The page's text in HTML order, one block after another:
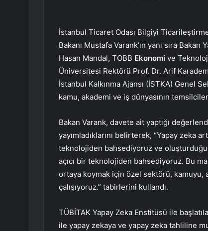
İstanbul Ticaret Odası Bilgiyi
Bakanı Mustafa Varank’ın yanı sıra
Hasan Mandal, TOBB Ekonomi ve
Üniversitesi Rektörü Prof. Dr. Arif
İstanbul Kalkınma Ajansı (İSTKA) Genel
kamu, akademi ve iş dünyasının
Bakan Varank, davete ait yaptığı
yayımladıklarını belirterek, “Yapay zeka
teknolojiden bahsediyoruz ve oluşturduğu
açıcı bir teknolojiden bahsediyoruz. Bu
ortaya koymak için özel sektörü, kamuyu,
çalışıyoruz.” tabirlerini kullandı.
TÜBİTAK Yapay Zeka Enstitüsü ile
ile yapay zekaya ve yapay zeka tahliline